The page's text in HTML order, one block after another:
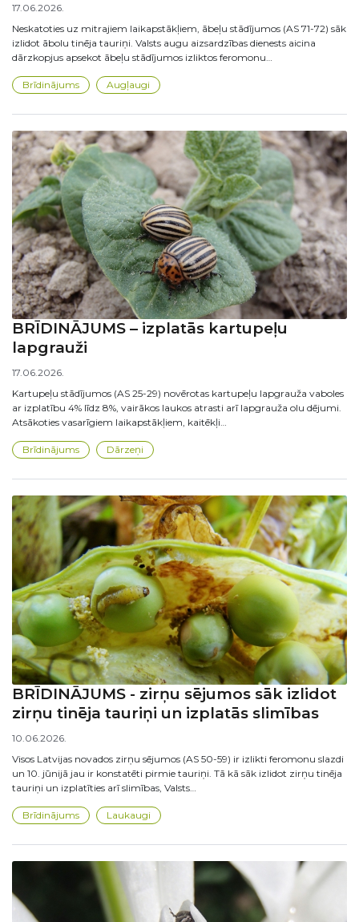
17.06.2026.
Neskatoties uz mitrajiem laikapstākļiem, ābeļu stādījumos (AS 71-72) sāk
izlidot ābolu tinēja tauriņi. Valsts augu aizsardzības dienests aicina
dārzkopjus apsekot ābeļu stādījumos izliktos feromonu…
Brīdinājums Augļaugi
BRĪDINĀJUMS – izplatās kartupeļu
lapgrauži
17.06.2026.
Kartupeļu stādījumos (AS 25-29) novērotas kartupeļu lapgrauža vaboles
ar izplatību 4% līdz 8%, vairākos laukos atrasti arī lapgrauža olu dējumi.
Atsākoties vasarīgiem laikapstākļiem, kaitēkļi…
Brīdinājums Dārzeņi
BRĪDINĀJUMS - zirņu sējumos sāk izlidot
zirņu tinēja tauriņi un izplatās slimības
10.06.2026.
Visos Latvijas novados zirņu sējumos (AS 50-59) ir izlikti feromonu slazdi
un 10. jūnijā jau ir konstatēti pirmie tauriņi. Tā kā sāk izlidot zirņu tinēja
tauriņi un izplatīties arī slimības, Valsts…
Brīdinājums Laukaugi